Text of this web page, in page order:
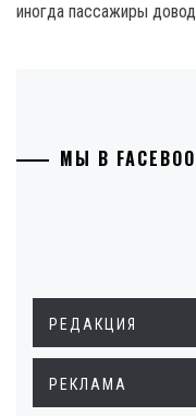
иногда пассажиры
МЫ В
РЕДАКЦИЯ
РЕКЛАМА